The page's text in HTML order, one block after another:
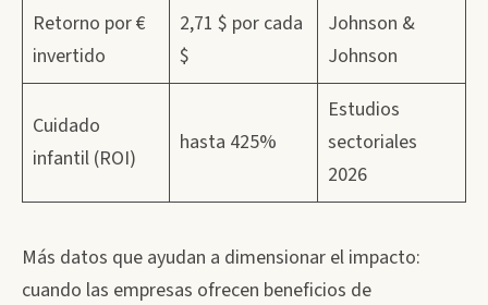
Retorno por €
invertido
2,71 $ por cada
$
Johnson &
Johnson
Cuidado
infantil (ROI)
hasta 425%
Estudios
sectoriales
2026
Más datos que ayudan a dimensionar el impacto:
cuando las empresas ofrecen beneficios de